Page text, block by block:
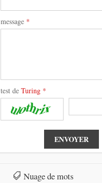
message *
test deTuring *
Nuage de mots